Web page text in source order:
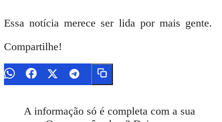
Essa notícia merece ser lida por mais gente.
Compartilhe!
A informação só é completa com a sua